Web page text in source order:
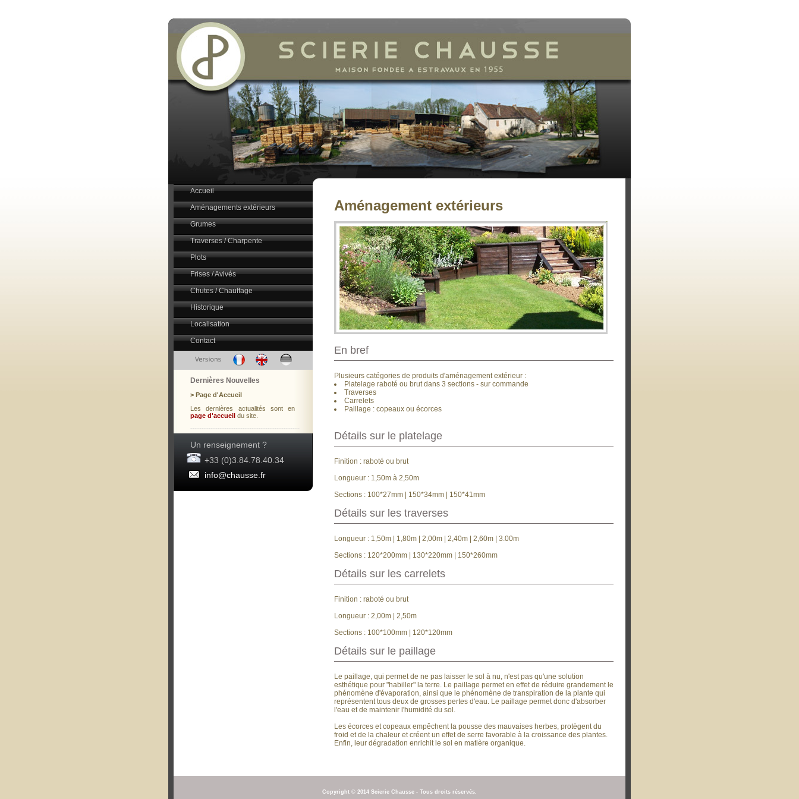
Accueil
Aménagements extérieurs
Grumes
Traverses / Charpente
Plots
Frises / Avivés
Chutes / Chauffage
Historique
Localisation
Contact
Dernières Nouvelles
> Page d'Accueil
Les dernières actualités sont en
page d'accueil du site.
Un renseignement ?
+33 (0)3.84.78.40.34
info@chausse.fr
Aménagement extérieurs
En bref
Plusieurs catégories de produits d'aménagement extérieur :
Platelage raboté ou brut dans 3 sections - sur commande
Traverses
Carrelets
Paillage : copeaux ou écorces
Détails sur le platelage
Finition : raboté ou brut
Longueur : 1,50m à 2,50m
Sections : 100*27mm | 150*34mm | 150*41mm
Détails sur les traverses
Longueur : 1,50m | 1,80m | 2,00m | 2,40m | 2,60m | 3.00m
Sections : 120*200mm | 130*220mm | 150*260mm
Détails sur les carrelets
Finition : raboté ou brut
Longueur : 2,00m | 2,50m
Sections : 100*100mm | 120*120mm
Détails sur le paillage
Le paillage, qui permet de ne pas laisser le sol à nu, n'est pas qu'une solution
esthétique pour "habiller" la terre. Le paillage permet en effet de réduire grandement le
phénomène d'évaporation, ainsi que le phénomène de transpiration de la plante qui
représentent tous deux de grosses pertes d'eau. Le paillage permet donc d'absorber
l'eau et de maintenir l'humidité du sol.
Les écorces et copeaux empêchent la pousse des mauvaises herbes, protègent du
froid et de la chaleur et créent un effet de serre favorable à la croissance des plantes.
Enfin, leur dégradation enrichit le sol en matière organique.
Copyright © 2014 Scierie Chausse - Tous droits réservés.